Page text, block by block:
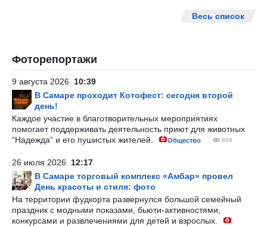
Весь список
Фоторепортажи
9 августа 2026 10:39
В Самаре проходит Котофест: сегодня второй
день!
Каждое участие в благотворительных мероприятиях
помогает поддерживать деятельность приют для животных
“Надежда” и его пушистых жителей.
Общество 809
26 июля 2026 12:17
В Самаре торговый комплекс «Амбар» провел
День красоты и стиля: фото
На территории фудкорта развернулся большой семейный
праздник с модными показами, бьюти-активностями,
конкурсами и развлечениями для детей и взрослых.